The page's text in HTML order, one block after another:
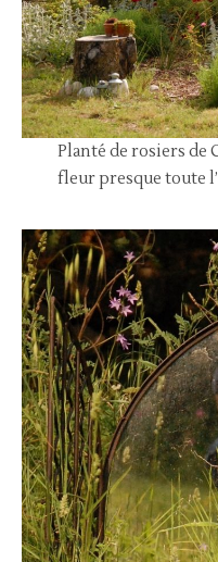
Planté de rosiers de
fleur presque toute